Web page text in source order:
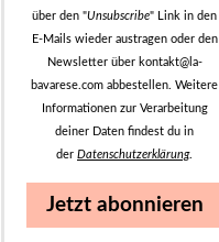
über den "Unsubscribe" Link in den
E-Mails wieder austragen oder den
Newsletter über kontakt@la-
bavarese.com abbestellen. Weitere
Informationen zur Verarbeitung
deiner Daten findest du in
der Datenschutzerklärung.
Jetzt abonnieren